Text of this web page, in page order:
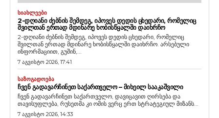
ᲡᲘᲐᲮᲚᲔᲔᲑᲘ
2-ᲓᲦᲘᲐᲜᲘ ᲫᲔᲑᲜᲘᲡ ᲨᲔᲛᲓᲔᲒ, ᲘᲞᲝᲕᲔᲡ ᲓᲔᲓᲘᲡ ᲪᲮᲔᲓᲐᲠᲘ, ᲠᲝᲛᲔᲚᲘᲪ
ᲨᲕᲘᲚᲗᲐᲜ ᲔᲠᲗᲐᲓ ᲛᲓᲘᲜᲐᲠᲔ ᲮᲝᲑᲘᲡᲬᲧᲐᲚᲨᲘ ᲓᲐᲘᲮᲠᲩᲝ
2-დღიანი ძებნის შემდეგ, იპოვეს დედის ცხედარი, რომელიც
შვილთან ერთად მდინარე ხობისწყალში დაიხრჩო. არსებული
ინფორმაციით, გუშინ,...
7 აგვისტო 2026, 17:41
ᲡᲐᲖᲝᲒᲐᲓᲝᲔᲑᲐ
ᲩᲕᲔᲜ ᲒᲐᲓᲐᲕᲐᲠᲩᲘᲜᲔᲗ ᲡᲐᲥᲐᲠᲗᲕᲔᲚᲝ – ᲛᲘᲮᲔᲘᲚ ᲡᲐᲐᲙᲐᲨᲕᲘᲚᲘ
ჩვენ გადავარჩინეთ საქართველო, დავიცავით ღირსება და
თავისუფლება, რუსეთმა კი ომის ვერც ერთ სტრატეგიულ მიზანს...
7 აგვისტო 2026, 14:33